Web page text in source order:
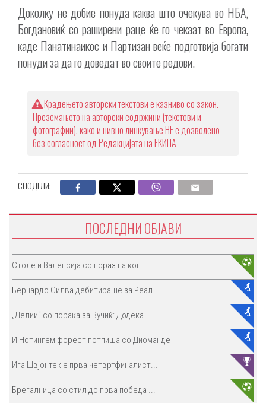
Доколку не добие понуда каква што очекува во НБА,
Богдановиќ со раширени раце ќе го чекаат во Европа,
каде Панатинаикос и Партизан веќе подготвија богати
понуди за да го доведат во своите редови.
Крадењето авторски текстови е казниво со закон.
Преземањето на авторски содржини (текстови и
фотографии), како и нивно линкување НЕ е дозволено
без согласност од Редакцијата на ЕКИПА
СПОДЕЛИ:
ПОСЛЕДНИ ОБЈАВИ
Столе и Валенсија со пораз на конт...
Бернардо Силва дебитираше за Реал ...
„Делии“ со порака за Вучиќ: Додека...
И Нотингем форест потпиша со Диоманде
Ига Швјонтек е прва четвртфиналист...
Брегалница со стил до прва победа ...